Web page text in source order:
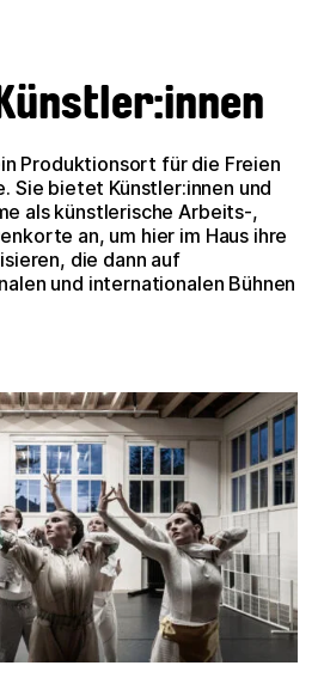
Produktionsort für die Freien
Sie bietet Künstler:innen und
als künstlerische Arbeits-,
an, um hier im Haus ihre
die dann auf
und internationalen Bühnen